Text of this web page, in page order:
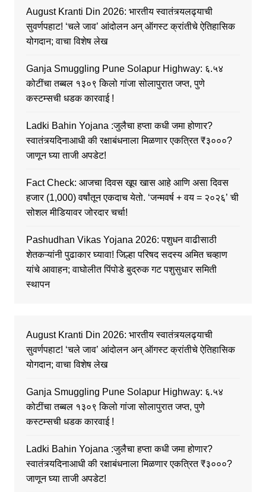
August Kranti Din 2026: भारतीय स्वातंत्र्यलढ्याची
सुवर्णपहाट! ‘चले जाव’ आंदोलन अन् ऑगस्ट क्रांतीचे ऐतिहासिक
योगदान; वाचा विशेष लेख
Ganja Smuggling Pune Solapur Highway: ६.५४
कोटींचा तब्बल १३०९ किलो गांजा सोलापुरात जप्त, पुणे
कस्टम्सची धडक कारवाई !
Ladki Bahin Yojana :जुलैचा हप्ता कधी जमा होणार?
स्वातंत्र्यदिनाआधी की रक्षाबंधनाला मिळणार एकत्रित ₹३०००?
जाणून घ्या ताजी अपडेट!
Fact Check: आजचा दिवस खूप खास आहे आणि असा दिवस
हजार (1,000) वर्षांतून एकदाच येतो. ‘जन्मवर्ष + वय = २०२६’ ची
सोशल मीडियावर जोरदार चर्चा!
Pashudhan Vikas Yojana 2026: पशुधन वाढीसाठी
शेतकऱ्यांनी पुढाकार घ्यावा! जिल्हा परिषद सदस्य अमित चव्हाण
यांचे आवाहन; वाघोलीत पिंपोडे बुद्रुक गट पशुसुधार समिती
स्थापन
August Kranti Din 2026: भारतीय स्वातंत्र्यलढ्याची
सुवर्णपहाट! ‘चले जाव’ आंदोलन अन् ऑगस्ट क्रांतीचे ऐतिहासिक
योगदान; वाचा विशेष लेख
Ganja Smuggling Pune Solapur Highway: ६.५४
कोटींचा तब्बल १३०९ किलो गांजा सोलापुरात जप्त, पुणे
कस्टम्सची धडक कारवाई !
Ladki Bahin Yojana :जुलैचा हप्ता कधी जमा होणार?
स्वातंत्र्यदिनाआधी की रक्षाबंधनाला मिळणार एकत्रित ₹३०००?
जाणून घ्या ताजी अपडेट!